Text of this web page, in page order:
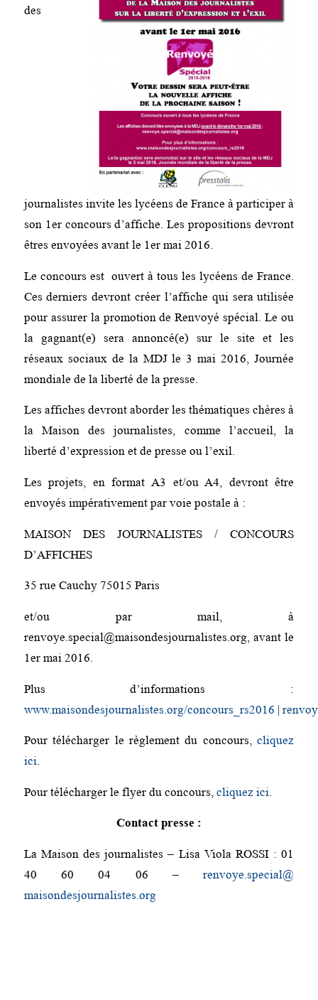
des
journalistes invite les lycéens de France à participer à
son 1er concours d’affiche. Les propositions devront
êtres envoyées avant le 1er mai 2016.
Le concours est ouvert à tous les lycéens de France.
Ces derniers devront créer l’affiche qui sera utilisée
pour assurer la promotion de Renvoyé spécial. Le ou
la gagnant(e) sera annoncé(e) sur le site et les
réseaux sociaux de la MDJ le 3 mai 2016, Journée
mondiale de la liberté de la presse.
Les affiches devront aborder les thématiques chères à
la Maison des journalistes, comme l’accueil, la
liberté d’expression et de presse ou l’exil.
Les projets, en format A3 et/ou A4, devront être
envoyés impérativement par voie postale à :
MAISON DES JOURNALISTES / CONCOURS
D’AFFICHES
35 rue Cauchy 75015 Paris
et/ou par mail, à
renvoye.special@maisondesjournalistes.org, avant le
1er mai 2016.
Plus d’informations :
www.maisondesjournalistes.org/concours_rs2016 |
Pour télécharger le règlement du concours,cliquez
ici.
Pour télécharger le flyer du concours, cliquez ici.
Contact presse :
La Maison des journalistes – Lisa Viola ROSSI : 01
40 60 04 06 –renvoye.special@
maisondesjournalistes.org